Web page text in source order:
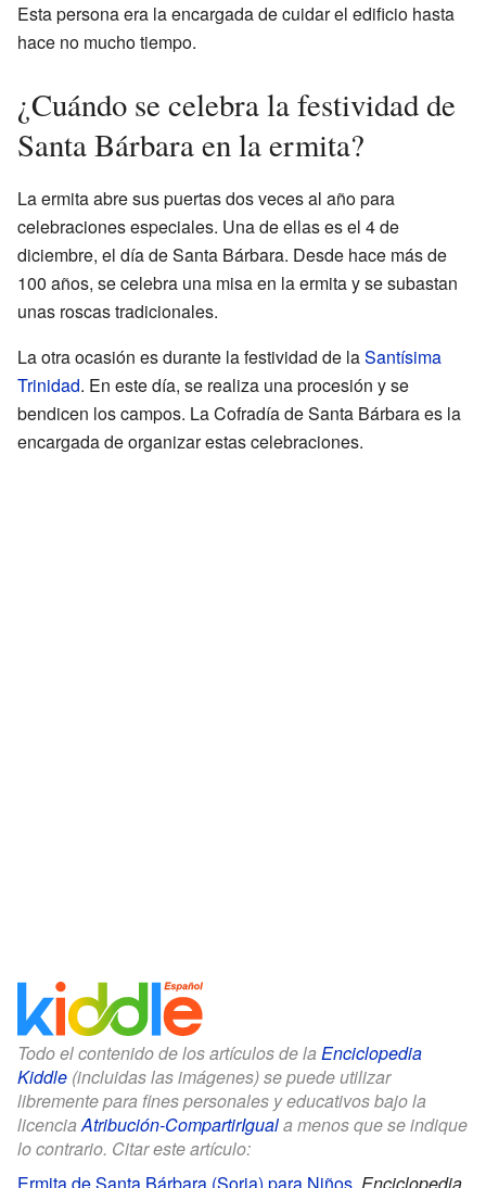
Esta persona era la encargada de cuidar el edificio hasta
hace no mucho tiempo.
¿Cuándo se celebra la festividad de
Santa Bárbara en la ermita?
La ermita abre sus puertas dos veces al año para
celebraciones especiales. Una de ellas es el 4 de
diciembre, el día de Santa Bárbara. Desde hace más de
100 años, se celebra una misa en la ermita y se subastan
unas roscas tradicionales.
La otra ocasión es durante la festividad de laSantísima
Trinidad. En este día, se realiza una procesión y se
bendicen los campos. La Cofradía de Santa Bárbara es la
encargada de organizar estas celebraciones.
Todo el contenido de los artículos de la Enciclopedia
Kiddle (incluidas las imágenes) se puede utilizar
libremente para fines personales y educativos bajo la
licenciaAtribución-CompartirIguala menos que se indique
lo contrario. Citar este artículo: